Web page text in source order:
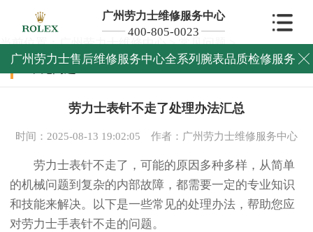
广州劳力士维修服务中心
400-805-0023
广州劳力士售后维修服务中心全系列腕表品质检修服务 
当前位置：广州劳力士维修中心>常见问题>
常见问题
劳力士表针不走了处理办法汇总
时间：2025-08-13 19:02:05 作者：广州劳力士维修服务中心
劳力士表针不走了，可能的原因多种多样，从简单
的机械问题到复杂的内部故障，都需要一定的专业知识
和技能来解决。以下是一些常见的处理办法，帮助您应
对劳力士手表针不走的问题。